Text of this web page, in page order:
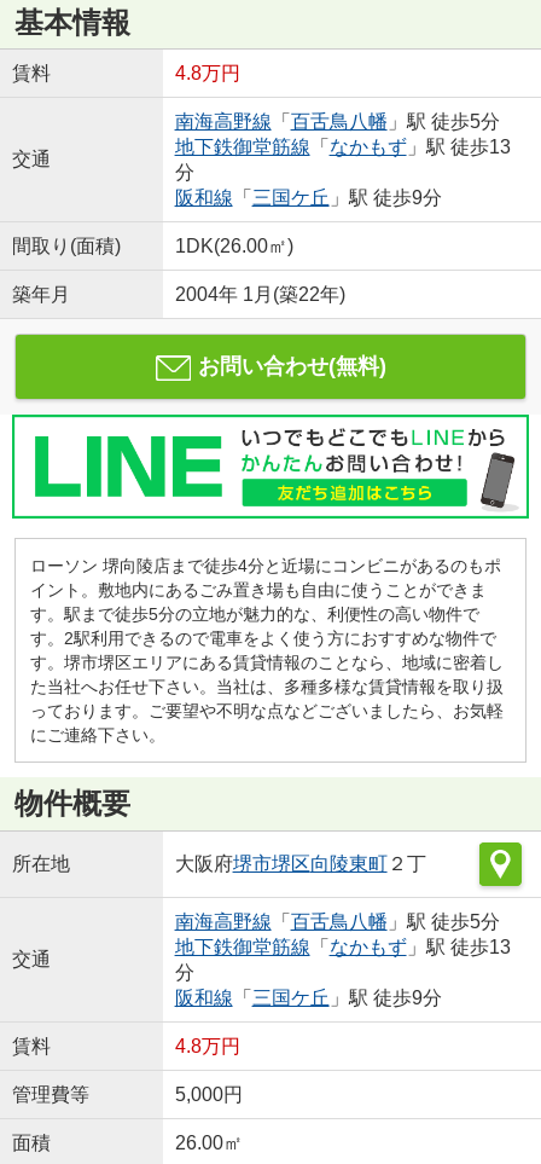
基本情報
賃料 4.8万円
交通
南海高野線 「 百舌鳥八幡 」駅 徒歩5分
地下鉄御堂筋線 「 なかもず」駅 徒歩13
分
阪和線 「 三国ケ丘 」駅 徒歩9分
間取り(面積) 1DK(26.00㎡)
築年月 2004年 1月(築22年)
お問い合わせ(無料)
ローソン 堺向陵店まで徒歩4分と近場にコンビニがあるのもポ
イント。敷地内にあるごみ置き場も自由に使うことができま
す。駅まで徒歩5分の立地が魅力的な、利便性の高い物件で
す。2駅利用できるので電車をよく使う方におすすめな物件で
す。堺市堺区エリアにある賃貸情報のことなら、地域に密着し
た当社へお任せ下さい。当社は、多種多様な賃貸情報を取り扱
っております。ご要望や不明な点などございましたら、お気軽
にご連絡下さい。
物件概要
所在地 大阪府堺市堺区向陵東町２丁
交通
南海高野線 「 百舌鳥八幡 」駅 徒歩5分
地下鉄御堂筋線 「 なかもず」駅 徒歩13
分
阪和線 「 三国ケ丘 」駅 徒歩9分
賃料 4.8万円
管理費等 5,000円
面積 26.00㎡